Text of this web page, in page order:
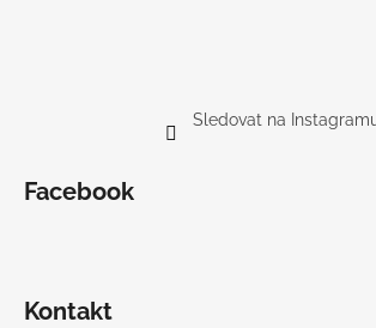
Sledovat na
Facebook
Kontakt